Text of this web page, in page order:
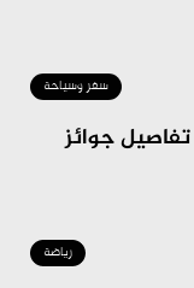
سفر وسياحة
جوائز
رياضة